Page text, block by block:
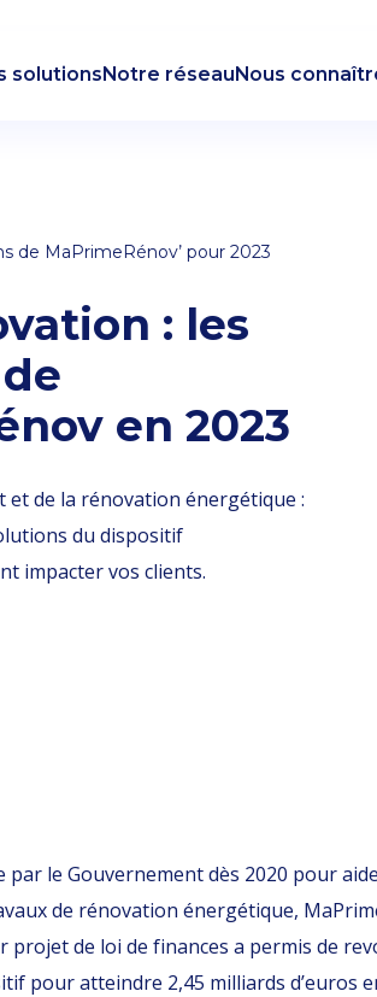
solutionsNotre réseauNous
de MaPrimeRénov’ pour 2023
: les
en 2023
de la rénovation énergétique :
du dispositif
impacter vos clients.
par le Gouvernement dès 2020 pour
de rénovation énergétique,
projet de loi de finances a permis de
pour atteindre 2,45 milliards d’euros